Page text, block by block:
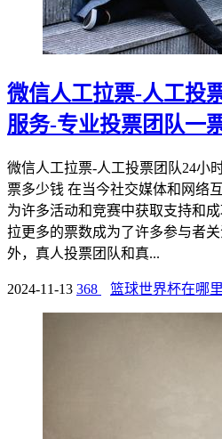
微信人工拉票-人工投
服务-专业投票团队一
微信人工拉票-人工投票团队24小
票多少钱 在当今社交媒体和网络
为许多活动和竞赛中获取支持和
拉更多的票数成为了许多参与者
外，真人投票团队和真...
2024-11-13 368 篮球世界杯在哪